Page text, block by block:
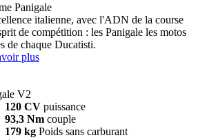
Panigale
italienne, avec l'ADN de la course
de compétition : les Panigale les motos
de chaque Ducatisti.
plus
V2
120 CV puissance
93,3 Nm couple
179 kg Poids sans carburant